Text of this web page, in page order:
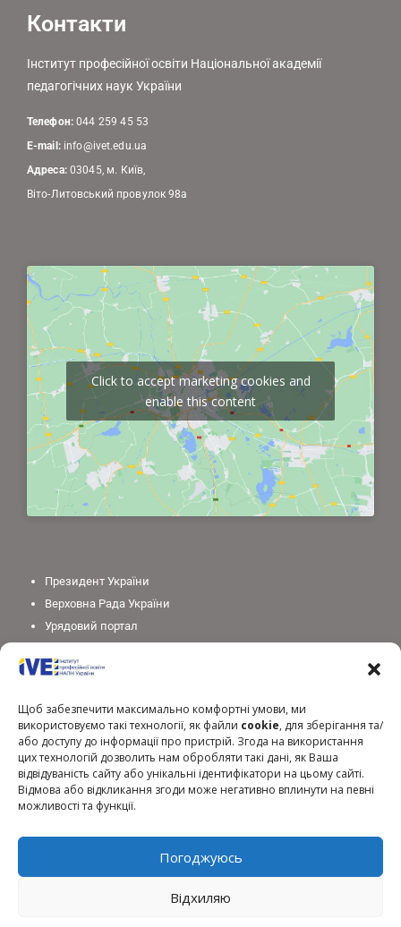
Щоб забезпечити максимально комфортні умови, ми
використовуємо такі технології, як файли cookie, для зберігання та/
або доступу до інформації про пристрій. Згода на використання
цих технологій дозволить нам обробляти такі дані, як Ваша
відвідуваність сайту або унікальні ідентифікатори на цьому сайті.
Відмова або відкликання згоди може негативно вплинути на певні
можливості та функції.
Погоджуюсь
Відхиляю
Контакти
Інститут професійної освіти Національної академії
педагогічних наук України
Телефон:044 259 45 53
E-mail: info@ivet.edu.ua
Адреса:03045, м. Київ,
Віто-Литовський провулок 98а
Click to accept marketing cookies and
enable this content
Президент України
Верховна Рада України
Урядовий портал
Міністерство освіти і науки України